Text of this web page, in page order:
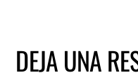
DEJA UNA